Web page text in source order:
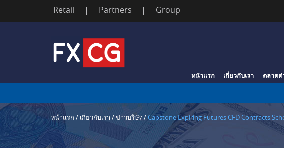
Retail | Partners | Group
หน้าแรก เกี่ยวกับเรา ตลาดต่
หน้าแรก / เกี่ยวกับเรา /ข่าวบริษัท/Capstone Expiring Futures CFD Contracts